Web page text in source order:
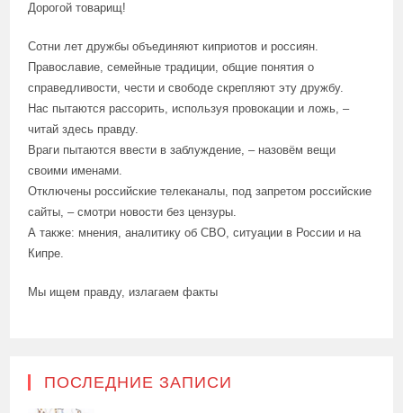
Дорогой товарищ!
Сотни лет дружбы объединяют киприотов и россиян.
Православие, семейные традиции, общие понятия о
справедливости, чести и свободе скрепляют эту дружбу.
Нас пытаются рассорить, используя провокации и ложь, –
читай здесь правду.
Враги пытаются ввести в заблуждение, – назовём вещи
своими именами.
Отключены российские телеканалы, под запретом российские
сайты, – смотри новости без цензуры.
А также: мнения, аналитику об СВО, ситуации в России и на
Кипре.
Мы ищем правду, излагаем факты
ПОСЛЕДНИЕ ЗАПИСИ